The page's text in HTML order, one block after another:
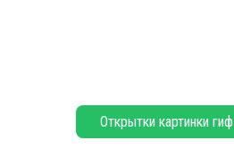
Открытки картинки